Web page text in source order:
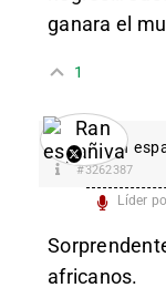
ganara el
1
Ran
#3262387
Líder
africanos.